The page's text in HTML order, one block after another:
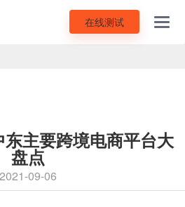
在线测试
主要跨境电商平台大
盘点
2021-09-06